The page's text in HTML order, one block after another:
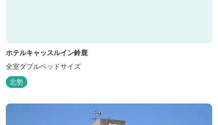
ホテルキャッスルイン鈴鹿
全室ダブルベッドサイズ
北勢